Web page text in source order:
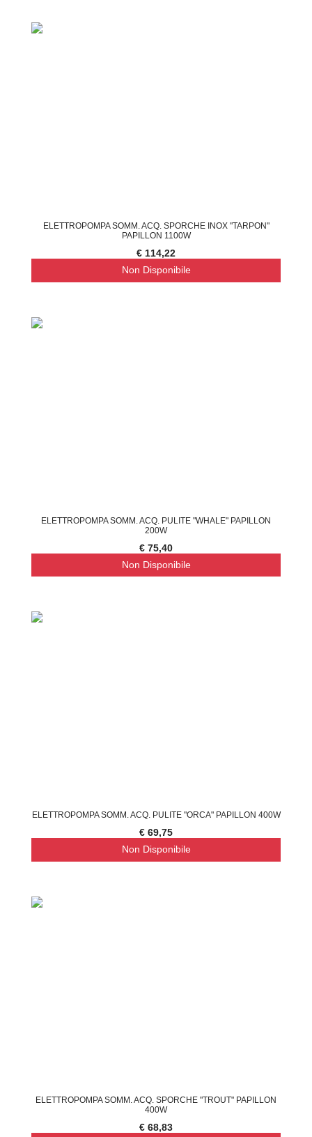
ELETTROPOMPA SOMM. ACQ. SPORCHE INOX "TARPON"
PAPILLON 1100W
€ 114,22
Non Disponibile
ELETTROPOMPA SOMM. ACQ. PULITE "WHALE" PAPILLON
200W
€ 75,40
Non Disponibile
ELETTROPOMPA SOMM. ACQ. PULITE "ORCA" PAPILLON 400W
€ 69,75
Non Disponibile
ELETTROPOMPA SOMM. ACQ. SPORCHE "TROUT" PAPILLON
400W
€ 68,83